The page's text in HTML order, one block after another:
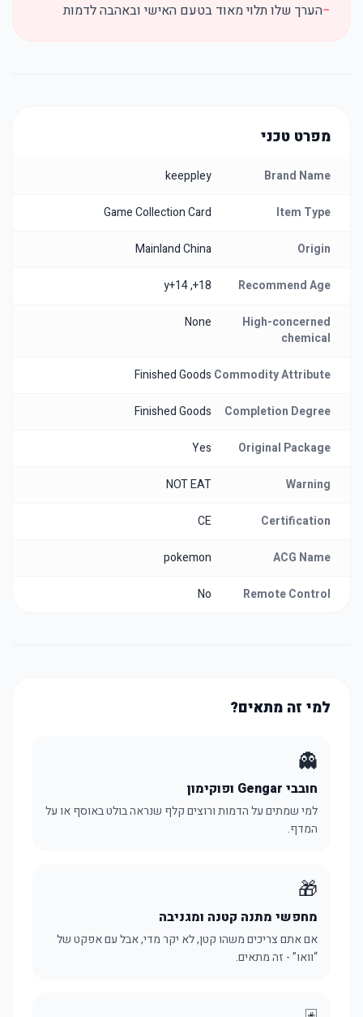
−הערך שלו תלוי מאוד בטעם האישי ובאהבה לדמות
מפרט טכני
Brand Name
keeppley
Item Type
Game Collection Card
Origin
Mainland China
Recommend Age
18+, 14+y
High-concerned
chemical
None
Commodity Attribute
Finished Goods
Completion Degree
Finished Goods
Original Package
Yes
Warning
NOT EAT
Certification
CE
ACG Name
pokemon
Remote Control
No
למי זה מתאים?
👻
חובבי Gengar ופוקימון
למי שמתים על הדמות ורוצים קלף שנראה בולט באוסף או על
המדף.
🎁
מחפשי מתנה קטנה ומגניבה
אם אתם צריכים משהו קטן, לא יקר מדי, אבל עם אפקט של
“וואו” - זה מתאים.